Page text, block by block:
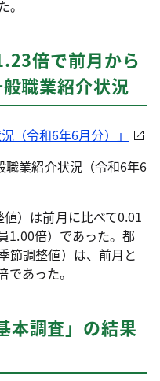
倍で前月から
職業紹介状況
（令和6年6月分）」
業紹介状況（令和6年6
）は前月に比べて0.01
1.00倍）であった。都
節調整値）は、前月と
あった。
本調査」の結果